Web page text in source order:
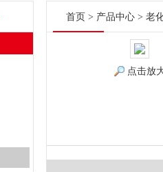
首页 > 产品中心 > 老
点击放